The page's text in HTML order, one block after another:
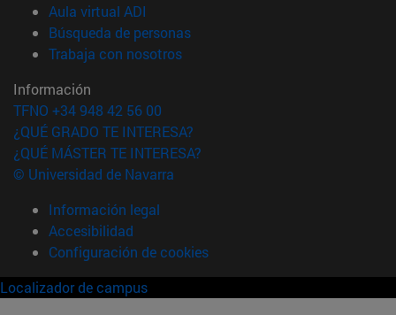
Aula virtual ADI
Búsqueda de personas(abre en nueva ventana)
Trabaja con nosotros(abre en nueva ventana)
Información
TFNO +34 948 42 56 00
¿QUÉ GRADO TE INTERESA?
¿QUÉ MÁSTER TE INTERESA?
© Universidad de Navarra
Información legal
Accesibilidad
Configuración de cookies
Localizador de campus